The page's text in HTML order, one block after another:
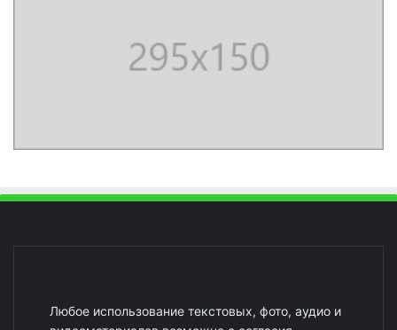
Любое использование текстовых, фото, аудио и